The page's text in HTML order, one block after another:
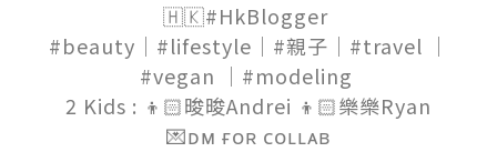
🇭🇰#HkBlogger
#beauty｜#lifestyle｜#親子｜#travel ｜
#vegan ｜#modeling
2 Kids : 👦🏻晙晙Andrei 👦🏻樂樂Ryan
💌ᴅᴍ ғᴏʀ ᴄᴏʟʟᴀʙ